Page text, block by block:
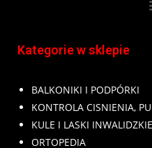
Kategorie w sklepie
BALKONIKI I PODPÓRKI
KONTROLA CISNIENIA,
KULE I LASKI INWALIDZKIE
ORTOPEDIA